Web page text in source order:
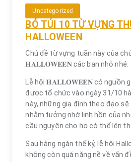
Uncategorized
BỎ TÚI 10 TỪ VỰNG
HALLOWEEN
Chủ đề từ vựng tuần này của
𝐇𝐀𝐋𝐋𝐎𝐖𝐄𝐄𝐍 các bạn nhỏ nhé.
Lễ hội 𝐇𝐀𝐋𝐋𝐎𝐖𝐄𝐄𝐍 có nguồn
được tổ chức vào ngày 31/10
này, những gia đình theo đạo
nhằm tưởng nhớ linh hồn của
cầu nguyện cho họ có thể lên
Sau hàng ngàn thế kỷ, lễ hội
không còn quá nặng nề về vấn